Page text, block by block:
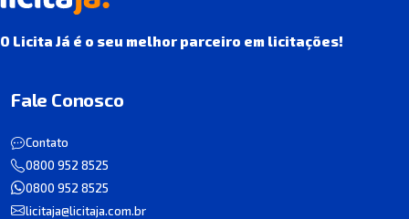
O Licita Já é o seu melhor parceiro em licitações!
Fale Conosco
Contato
0800 952 8525
0800 952 8525
licitaja@licitaja.com.br